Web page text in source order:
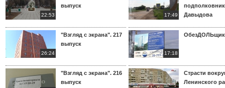
22:53
выпуск
26:24
"Взгляд с экрана". 217
выпуск
"Взгляд с экрана". 216
выпуск
17:49
Давыдова
17:18
Страсти
Ленинского